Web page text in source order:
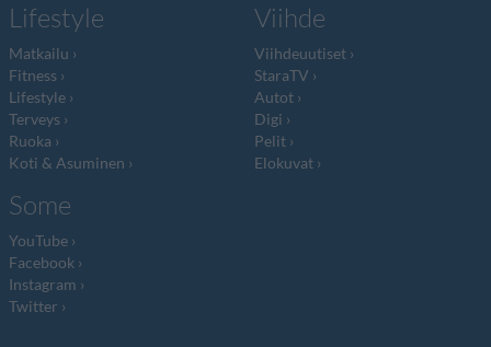
Lifestyle
Matkailu
Fitness
Lifestyle
Terveys
Ruoka
Koti & Asuminen
Viihde
Viihdeuutiset
StaraTV
Autot
Digi
Pelit
Elokuvat
Some
YouTube
Facebook
Instagram
Twitter